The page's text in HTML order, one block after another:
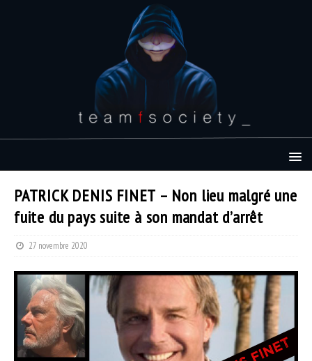
PATRICK DENIS FINET – Non lieu malgré une
fuite du pays suite à son mandat d’arrêt
27 novembre 2020